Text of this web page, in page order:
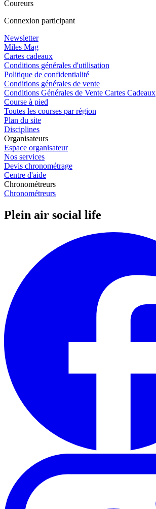
Coureurs
Connexion participant
Newsletter
Miles Mag
Cartes cadeaux
Conditions générales d'utilisation
Politique de confidentialité
Conditions générales de vente
Conditions Générales de Vente Cartes Cadeaux
Course à pied
Toutes les courses par région
Plan du site
Disciplines
Organisateurs
Espace organisateur
Nos services
Devis chronométrage
Centre d'aide
Chronométreurs
Chronométreurs
Plein air social life